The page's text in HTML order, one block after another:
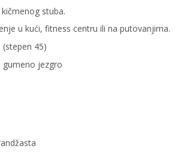
stuba.
u kući, fitness centru ili na putovanjima.
(stepen 45)
gumeno jezgro